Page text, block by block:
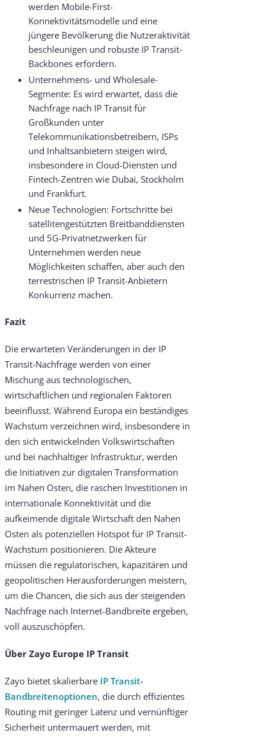
werden Mobile-First-
Konnektivitätsmodelle und eine
jüngere Bevölkerung die Nutzeraktivität
beschleunigen und robuste IP Transit-
Backbones erfordern.
Unternehmens- und Wholesale-
Segmente: Es wird erwartet, dass die
Nachfrage nach IP Transit für
Großkunden unter
Telekommunikationsbetreibern, ISPs
und Inhaltsanbietern steigen wird,
insbesondere in Cloud-Diensten und
Fintech-Zentren wie Dubai, Stockholm
und Frankfurt.
Neue Technologien: Fortschritte bei
satellitengestützten Breitbanddiensten
und 5G-Privatnetzwerken für
Unternehmen werden neue
Möglichkeiten schaffen, aber auch den
terrestrischen IP Transit-Anbietern
Konkurrenz machen.
Fazit
Die erwarteten Veränderungen in der IP
Transit-Nachfrage werden von einer
Mischung aus technologischen,
wirtschaftlichen und regionalen Faktoren
beeinflusst. Während Europa ein beständiges
Wachstum verzeichnen wird, insbesondere in
den sich entwickelnden Volkswirtschaften
und bei nachhaltiger Infrastruktur, werden
die Initiativen zur digitalen Transformation
im Nahen Osten, die raschen Investitionen in
internationale Konnektivität und die
aufkeimende digitale Wirtschaft den Nahen
Osten als potenziellen Hotspot für IP Transit-
Wachstum positionieren. Die Akteure
müssen die regulatorischen, kapazitären und
geopolitischen Herausforderungen meistern,
um die Chancen, die sich aus der steigenden
Nachfrage nach Internet-Bandbreite ergeben,
voll auszuschöpfen.
Über Zayo Europe IP Transit
Zayo bietet skalierbare IP Transit-
Bandbreitenoptionen, die durch effizientes
Routing mit geringer Latenz und vernünftiger
Sicherheit untermauert werden, mit